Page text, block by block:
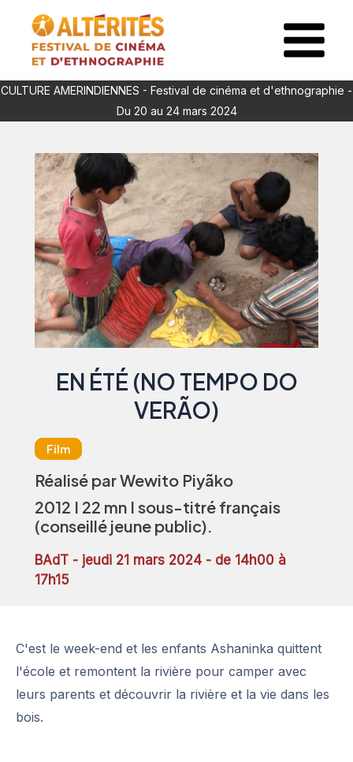
contenu
Main
Menu
CULTURE AMERINDIENNES - Festival de cinéma et d'ethnographie -
Du 20 au 24 mars 2024
EN ÉTÉ (NO TEMPO DO
VERÃO)
Film
Réalisé par Wewito Piyãko
2012 I 22 mn I sous-titré français
(conseillé jeune public).
BAdT - jeudi 21 mars 2024 - de 14h00 à
17h15
C'est le week-end et les enfants Ashaninka quittent
l'école et remontent la rivière pour camper avec
leurs parents et découvrir la rivière et la vie dans les
bois.